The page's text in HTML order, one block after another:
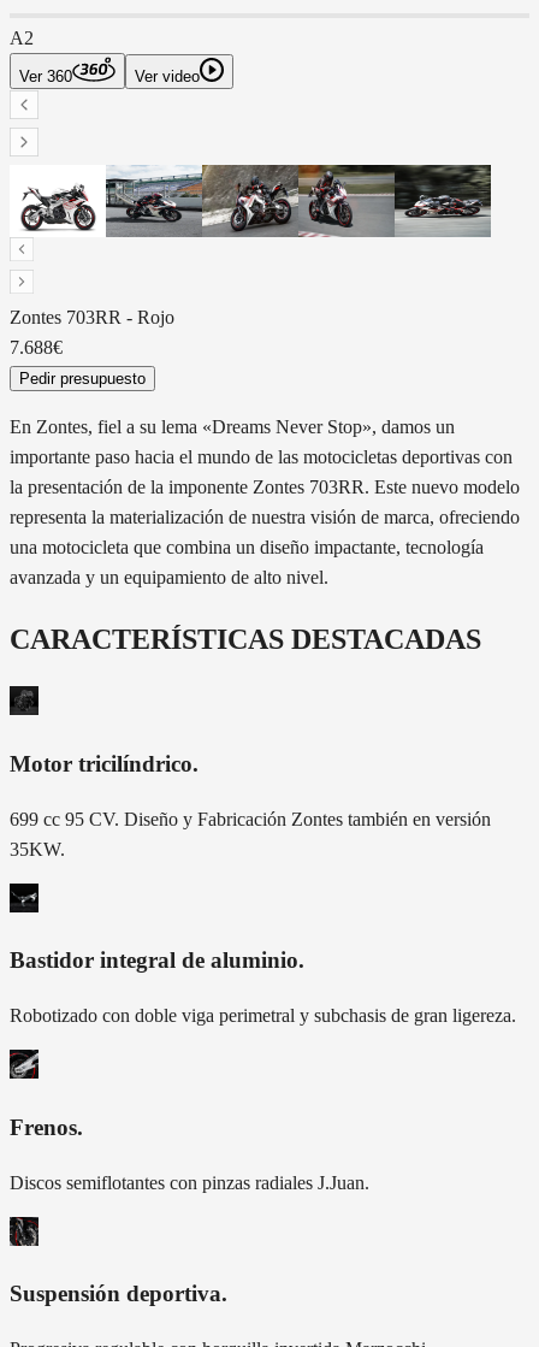
A2
Ver 360 Ver video
Zontes 703RR - Rojo
7.688€
Pedir presupuesto
En Zontes, fiel a su lema «Dreams Never Stop», damos un
importante paso hacia el mundo de las motocicletas deportivas con
la presentación de la imponente Zontes 703RR. Este nuevo modelo
representa la materialización de nuestra visión de marca, ofreciendo
una motocicleta que combina un diseño impactante, tecnología
avanzada y un equipamiento de alto nivel.
CARACTERÍSTICAS DESTACADAS
Motor tricilíndrico.
699 cc 95 CV. Diseño y Fabricación Zontes también en versión
35KW.
Bastidor integral de aluminio.
Robotizado con doble viga perimetral y subchasis de gran ligereza.
Frenos.
Discos semiflotantes con pinzas radiales J.Juan.
Suspensión deportiva.